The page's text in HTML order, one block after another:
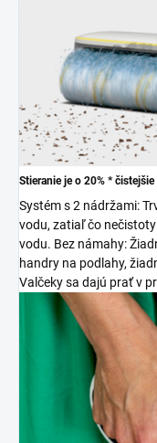
Stieranie je o 20% *
Systém s 2 nádržami:
vodu, zatiaľ čo
vodu. Bez námahy:
handry na podlahy,
Valčeky sa dajú prať v